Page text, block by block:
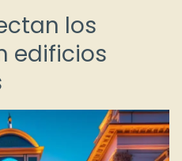
los
edificios